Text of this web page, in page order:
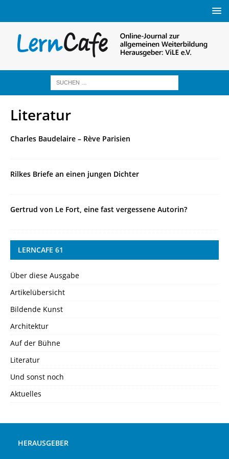
Literatur
Charles Baudelaire – Rève Parisien
Rilkes Briefe an einen jungen Dichter
Gertrud von Le Fort, eine fast vergessene Autorin?
LERNCAFE 61
Über diese Ausgabe
Artikelübersicht
Bildende Kunst
Architektur
Auf der Bühne
Literatur
Und sonst noch
Aktuelles
HERAUSGEBER